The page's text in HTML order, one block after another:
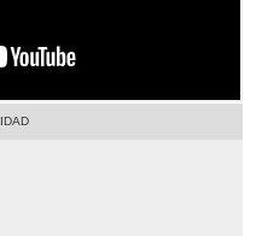
y Peñarol.